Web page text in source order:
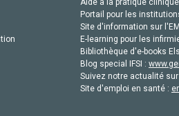
Aide à la pratique
Portail pour les
Site d'information sur
E-learning pour les
Bibliothèque d'e-books
Blog special IFSI :
Suivez notre actualité
Site d'emploi en santé :